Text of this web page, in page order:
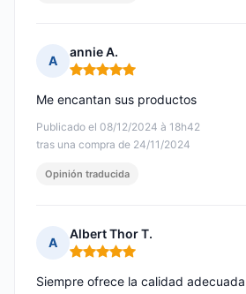
A
annie A.
Nota: 5 de 5
Publicado el 08/12/2024 à 18h42
tras una compra de 24/11/2024
Me encantan sus productos
Opinión traducida
A
Albert Thor T.
Nota: 5 de 5
Siempre ofrece la calidad adecuada